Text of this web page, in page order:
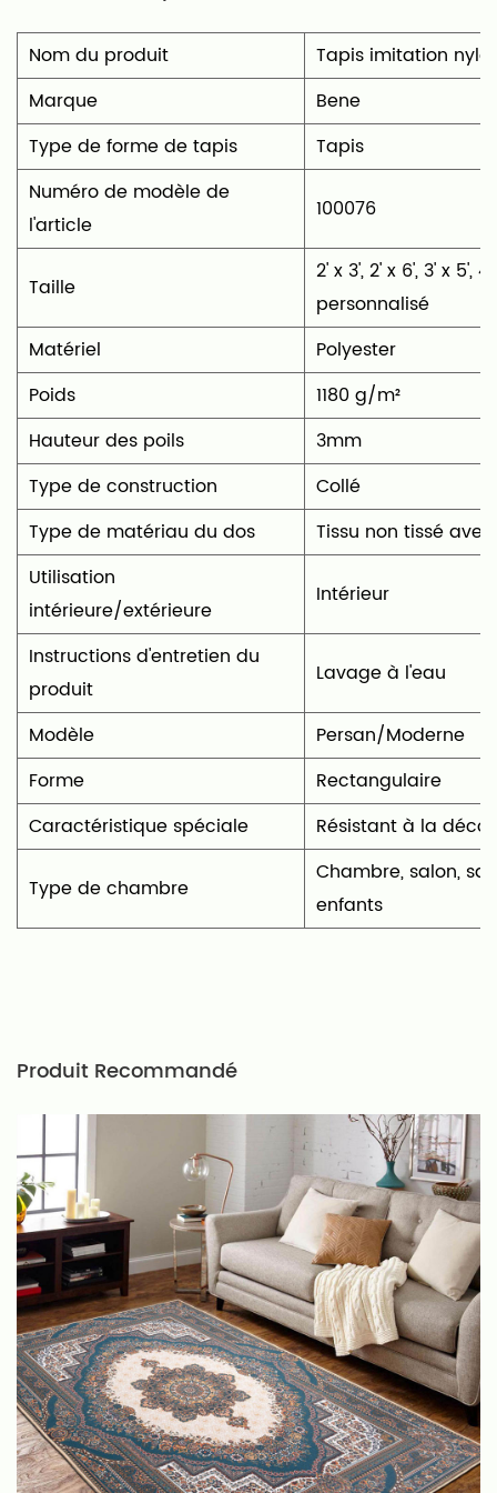
Nom du produit
Tapis imitation
Marque
Bene
Type de forme de tapis
‎Tapis
Numéro de modèle de
l'article
100076
Taille
‎2' x 3', 2' x 6', 3' x 5',
personnalisé
Matériel
‎Polyester
Poids
1180 g/m²
Hauteur des poils
3mm
Type de construction
Collé
Type de matériau du dos
Tissu non tissé
Utilisation
intérieure/extérieure
‎Intérieur
Instructions d'entretien du
produit
‎Lavage à l'eau
Modèle
Persan/Moderne
Forme
‎Rectangulaire
Caractéristique spéciale
‎Résistant à la
Type de chambre
‎Chambre, salon,
enfants
Produit Recommandé